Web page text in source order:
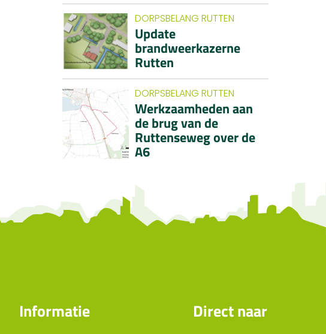
DORPSBELANG RUTTEN
Update
brandweerkazerne
Rutten
DORPSBELANG RUTTEN
Werkzaamheden aan
de brug van de
Ruttenseweg over de
A6
Informatie Direct naar